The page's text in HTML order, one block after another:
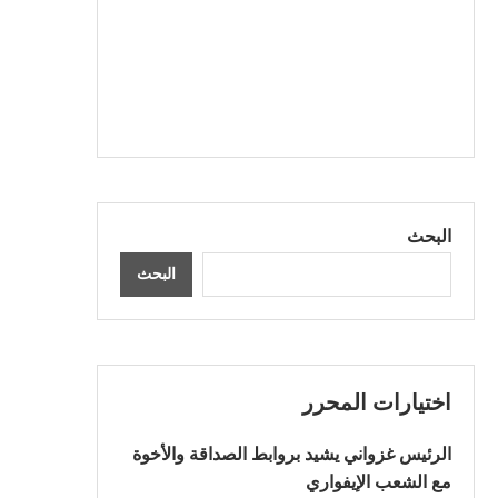
البحث
البحث
اختيارات المحرر
الرئيس غزواني يشيد بروابط الصداقة والأخوة
مع الشعب الإيفواري